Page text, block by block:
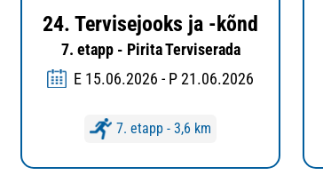
24. Tervisejooks ja -kõnd
7. etapp - Pirita Terviserada
E 15.06.2026 - P 21.06.2026
7. etapp - 3,6 km